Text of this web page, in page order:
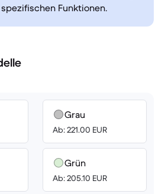
Funktionen.
Grau
Ab: 221.00 EUR
Grün
Ab: 205.10 EUR